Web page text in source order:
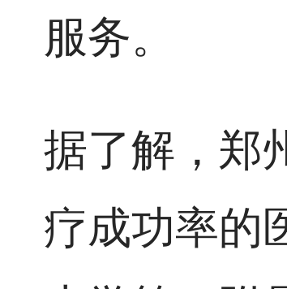
服务。
据了解，郑
疗成功率的